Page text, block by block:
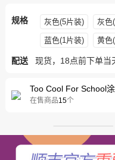
规格 灰色(5片装) 灰色
蓝色(1片装) 黄色
配送 现货，18点前下单当
Too Cool For School
在售商品15个